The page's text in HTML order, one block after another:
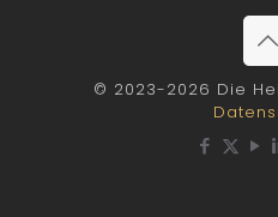
© 2023-2026 Die